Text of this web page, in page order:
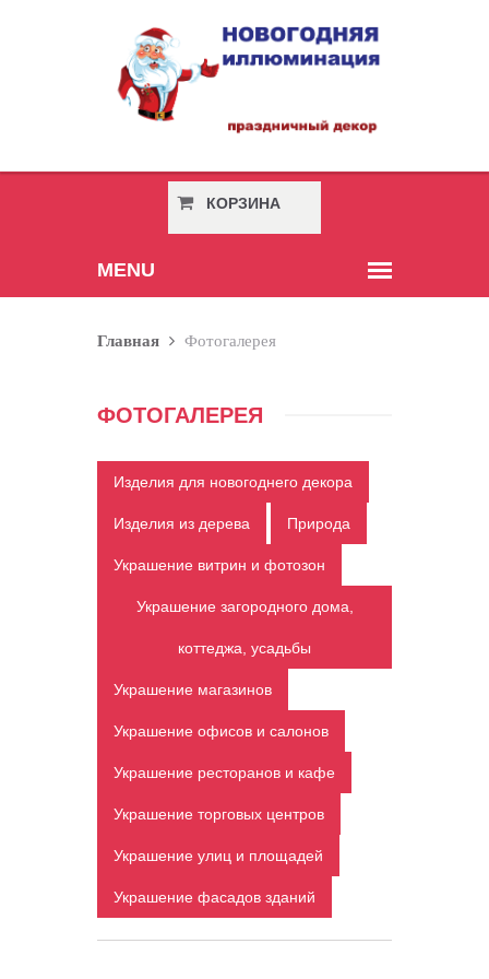
КОРЗИНА
Главная Фотогалерея
ФОТОГАЛЕРЕЯ
Изделия для новогоднего декора
Изделия из дерева Природа
Украшение витрин и фотозон
Украшение загородного дома,
коттеджа, усадьбы
Украшение магазинов
Украшение офисов и салонов
Украшение ресторанов и кафе
Украшение торговых центров
Украшение улиц и площадей
Украшение фасадов зданий